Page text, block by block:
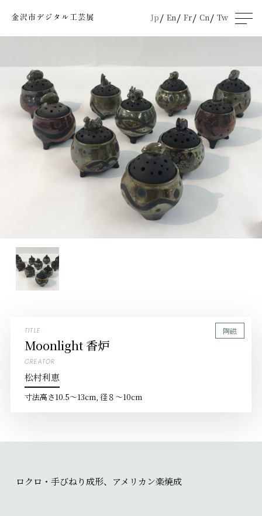
Jp En Fr Cn Tw
men
u
TITLE
Moonlight 香炉
CREATOR
松村利恵
寸法高さ10.5〜13cm, 径８〜10cm
陶磁
ロクロ・手びねり成形、アメリカン楽焼成